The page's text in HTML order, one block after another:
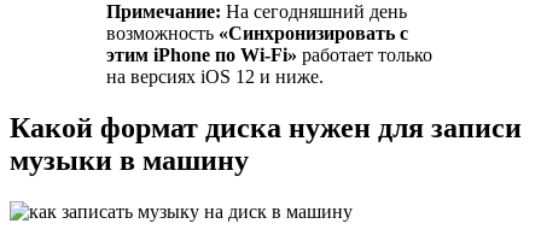
Примечание: На сегодняшний день
возможность «Синхронизировать с
этим iPhone по Wi-Fi» работает только
на версиях iOS 12 и ниже.
Какой формат диска нужен для записи
музыки в машину